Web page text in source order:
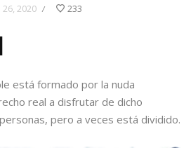
2020 / 233
está formado por la nuda
real a disfrutar de dicho
pero a veces está dividido.